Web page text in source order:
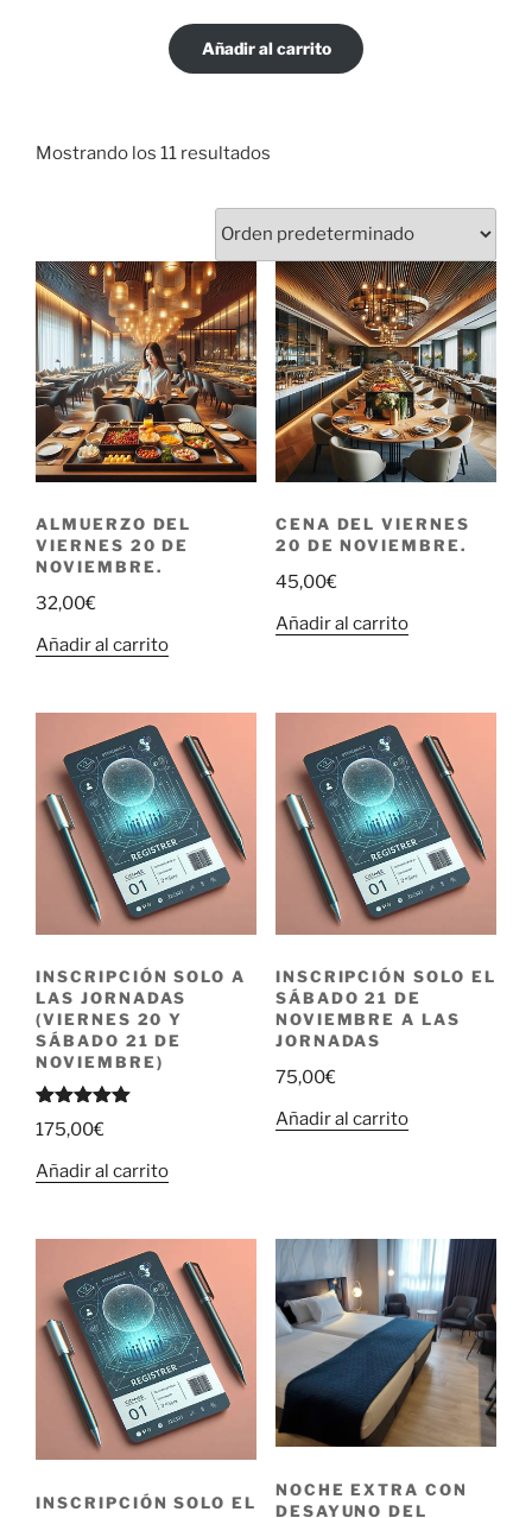
5 en base
clientes
Añadir al carrito
Mostrando los 11 resultados
ALMUERZO DEL
VIERNES 20 DE
NOVIEMBRE.
32,00€
Añadir al carrito
CENA DEL VIERNES
20 DE NOVIEMBRE.
45,00€
Añadir al carrito
INSCRIPCIÓN SOLO A
LAS JORNADAS
(VIERNES 20 Y
SÁBADO 21 DE
NOVIEMBRE)
Valorado
con5.00
175,00€
Añadir al carrito
INSCRIPCIÓN SOLO EL
SÁBADO 21 DE
NOVIEMBRE A LAS
JORNADAS
75,00€
Añadir al carrito
INSCRIPCIÓN SOLO EL
NOCHE EXTRA CON
DESAYUNO DEL